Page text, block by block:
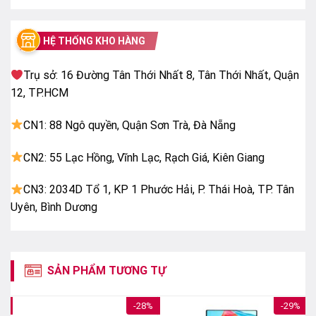
HDR tăng cường độ sáng và tương phản
Contrast Enhancer tăng chiều sâu hình
ảnh
Contrast Enhancer
HỆ THỐNG KHO HÀNG
Trụ sở: 16 Đường Tân Thới Nhất 8, Tân Thới Nhất, Quận
12, TP.HCM
CN1: 88 Ngô quyền, Quận Sơn Trà, Đà Nẵng
CN2: 55 Lạc Hồng, Vĩnh Lạc, Rạch Giá, Kiên Giang
CN3: 2034D Tổ 1, KP 1 Phước Hải, P. Thái Hoà, TP. Tân
Uyên, Bình Dương
SẢN PHẨM TƯƠNG TỰ
-28% -29%